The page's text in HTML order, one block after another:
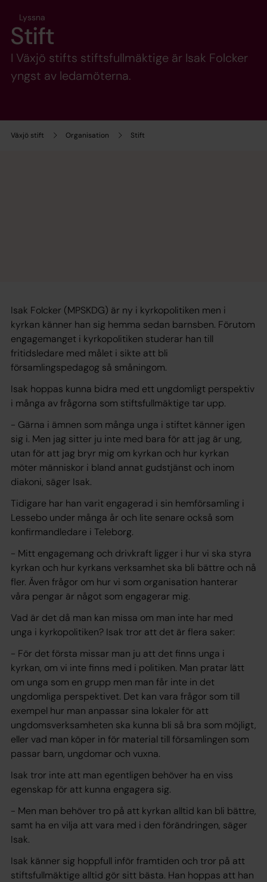
Växjö stift Organisation Stift
Lyssna
Stift
I Växjö stifts stiftsfullmäktige är Isak Folcker
yngst av ledamöterna.
Isak Folcker (MPSKDG) är ny i kyrkopolitiken men i
kyrkan känner han sig hemma sedan barnsben. Förutom
engagemanget i kyrkopolitiken studerar han till
fritidsledare med målet i sikte att bli
församlingspedagog så småningom.
Isak hoppas kunna bidra med ett ungdomligt perspektiv
i många av frågorna som stiftsfullmäktige tar upp.
- Gärna i ämnen som många unga i stiftet känner igen
sig i. Men jag sitter ju inte med bara för att jag är ung,
utan för att jag bryr mig om kyrkan och hur kyrkan
möter människor i bland annat gudstjänst och inom
diakoni, säger Isak.
Tidigare har han varit engagerad i sin hemförsamling i
Lessebo under många år och lite senare också som
konfirmandledare i Teleborg.
- Mitt engagemang och drivkraft ligger i hur vi ska styra
kyrkan och hur kyrkans verksamhet ska bli bättre och nå
fler. Även frågor om hur vi som organisation hanterar
våra pengar är något som engagerar mig.
Vad är det då man kan missa om man inte har med
unga i kyrkopolitiken? Isak tror att det är flera saker:
- För det första missar man ju att det finns unga i
kyrkan, om vi inte finns med i politiken. Man pratar lätt
om unga som en grupp men man får inte in det
ungdomliga perspektivet. Det kan vara frågor som till
exempel hur man anpassar sina lokaler för att
ungdomsverksamheten ska kunna bli så bra som möjligt,
eller vad man köper in för material till församlingen som
passar barn, ungdomar och vuxna.
Isak tror inte att man egentligen behöver ha en viss
egenskap för att kunna engagera sig.
- Men man behöver tro på att kyrkan alltid kan bli bättre,
samt ha en vilja att vara med i den förändringen, säger
Isak.
Isak känner sig hoppfull inför framtiden och tror på att
stiftsfullmäktige alltid gör sitt bästa. Han hoppas att han